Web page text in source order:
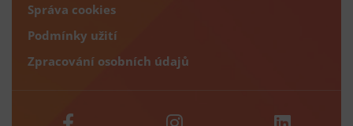
Správa cookies
Podmínky užití
Zpracování osobních údajů